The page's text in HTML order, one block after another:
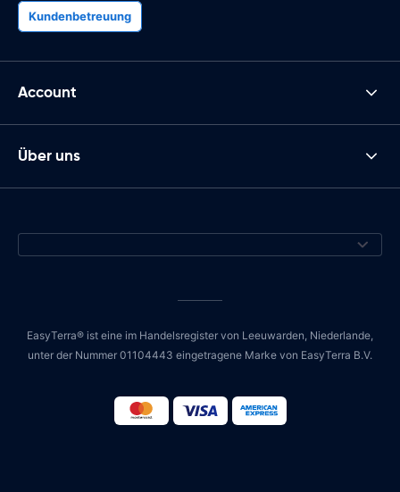
Kundenbetreuung
Account
Über uns
EasyTerra® ist eine im Handelsregister von Leeuwarden, Niederlande,
unter der Nummer 01104443 eingetragene Marke von EasyTerra B.V.